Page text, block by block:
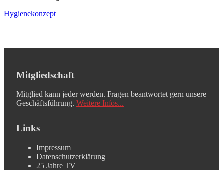
Hygienekonzept
Mitgliedschaft
Mitglied kann jeder werden. Fragen beantwortet gern unsere
Geschäftsführung. Weitere Infos...
Links
Impressum
Datenschutzerklärung
25 Jahre TV